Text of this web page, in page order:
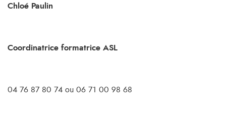
Chloé Paulin
Coordinatrice formatrice ASL
04 76 87 80 74 ou 06 71 00 98 68